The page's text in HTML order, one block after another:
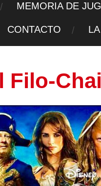
MEMORIA DE
CONTACTO
Filo-